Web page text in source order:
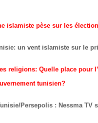
islamiste pèse sur les
un vent islamiste sur le
religions: Quelle place pour
tunisien?
Persepolis : Nessma TV